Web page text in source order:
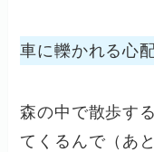
車に轢かれる心
森の中で散歩す
てくるんで（あ